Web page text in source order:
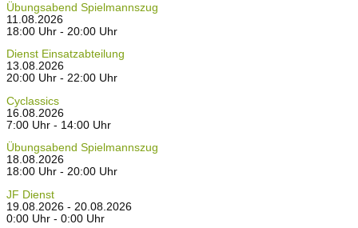
Übungsabend Spielmannszug
11.08.2026
18:00 Uhr - 20:00 Uhr
Dienst Einsatzabteilung
13.08.2026
20:00 Uhr - 22:00 Uhr
Cyclassics
16.08.2026
7:00 Uhr - 14:00 Uhr
Übungsabend Spielmannszug
18.08.2026
18:00 Uhr - 20:00 Uhr
JF Dienst
19.08.2026 - 20.08.2026
0:00 Uhr - 0:00 Uhr